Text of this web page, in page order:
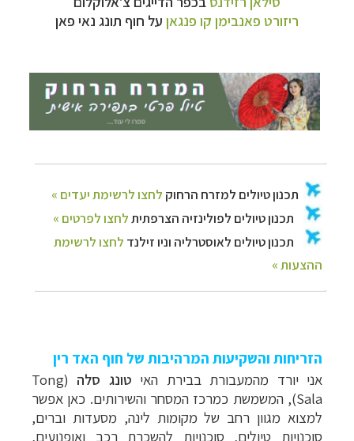
ריזורט פאנבימן קו פנגאן על חוף תונג נאי פאן
הזריחות והשקיעות המרהיבות של חוף האד רין
אני יורד מהמעבורת בבירת האי טונג סלה (
Tong
Sala), המשמשת כמרכז המסחר והשירותים. כאן אפשר
למצוא מגוון רחב של מקומות לינה, מסעדות וברים,
סוכנויות טיולים, סוכנויות להשכרת רכב ואופנועים,